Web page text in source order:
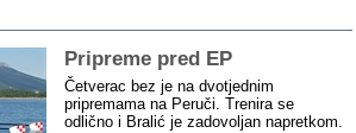
Pripreme pred EP
Četverac bez je na dvotjednim
pripremama na Peruči. Trenira se
odlično i Bralić je zadovoljan napretkom.